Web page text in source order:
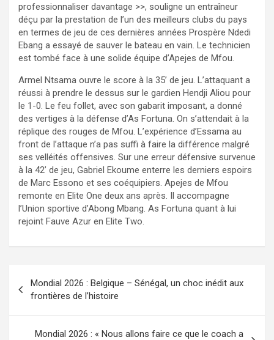
professionnaliser davantage >>, souligne un entraîneur
déçu par la prestation de l’un des meilleurs clubs du pays
en termes de jeu de ces dernières années Prospère Ndedi
Ebang a essayé de sauver le bateau en vain. Le technicien
est tombé face à une solide équipe d’Apejes de Mfou.
Armel Ntsama ouvre le score à la 35’ de jeu. L’attaquant a
réussi à prendre le dessus sur le gardien Hendji Aliou pour
le 1-0. Le feu follet, avec son gabarit imposant, a donné
des vertiges à la défense d’As Fortuna. On s’attendait à la
réplique des rouges de Mfou. L’expérience d’Essama au
front de l’attaque n’a pas suffi à faire la différence malgré
ses velléités offensives. Sur une erreur défensive survenue
à la 42’ de jeu, Gabriel Ekoume enterre les derniers espoirs
de Marc Essono et ses coéquipiers. Apejes de Mfou
remonte en Elite One deux ans après. Il accompagne
l’Union sportive d’Abong Mbang. As Fortuna quant à lui
rejoint Fauve Azur en Elite Two.
de
l’article
Mondial 2026 : Belgique – Sénégal, un choc inédit aux
frontières de l’histoire
Mondial 2026 : « Nous allons faire ce que le coach a